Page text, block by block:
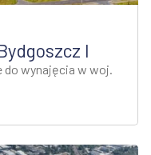
I
do wynajęcia w woj.